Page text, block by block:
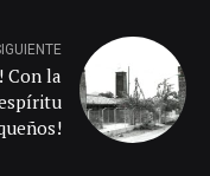
Con la